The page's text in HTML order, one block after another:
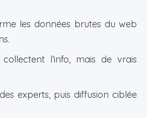
les données brutes du web
l’info, mais de vrais
experts, puis diffusion ciblée